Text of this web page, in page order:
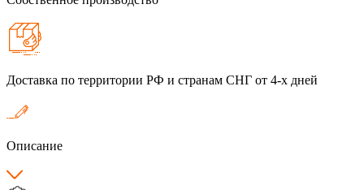
Доставка по территории РФ и странам СНГ от 4-х дней
Описание